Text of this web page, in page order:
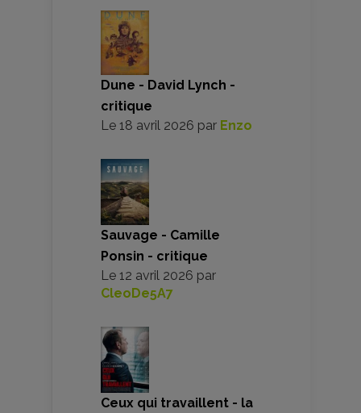
Dune - David Lynch -
critique
Le 18 avril 2026 par Enzo
Sauvage - Camille
Ponsin - critique
Le 12 avril 2026 par
CleoDe5A7
Ceux qui travaillent - la